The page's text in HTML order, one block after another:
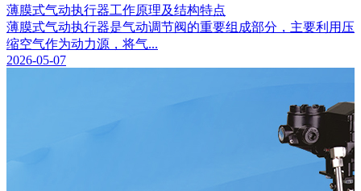
薄膜式气动执行器工作原理及结构特点
薄膜式气动执行器是气动调节阀的重要组成部分，主要利用压
缩空气作为动力源，将气...
2026-05-07